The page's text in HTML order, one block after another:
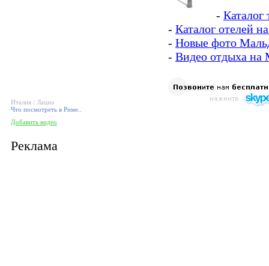
Италия / Лацио
Что посмотреть в Риме..
Добавить видео
Реклама
-
- Каталог отелей
- Новые фото
- Видео отдыха на